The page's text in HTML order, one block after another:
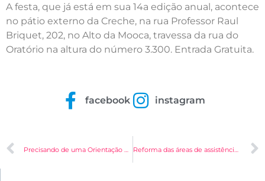
A festa, que já está em sua 14a edição anual, acontece
no pátio externo da Creche, na rua Professor Raul
Briquet, 202, no Alto da Mooca, travessa da rua do
Oratório na altura do número 3.300. Entrada Gratuita.
facebook instagram